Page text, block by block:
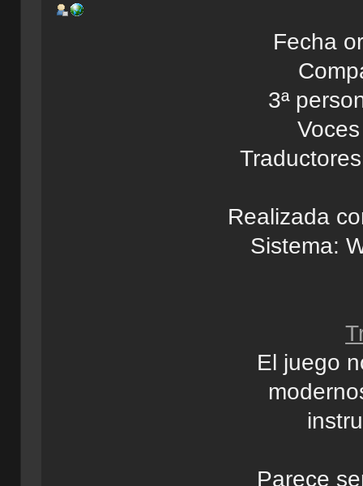
Fecha
3ª
Realizada
Sistema:
El juego
Parece